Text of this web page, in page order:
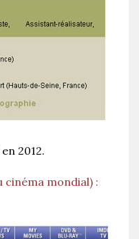
2012.
cinéma mondial) :